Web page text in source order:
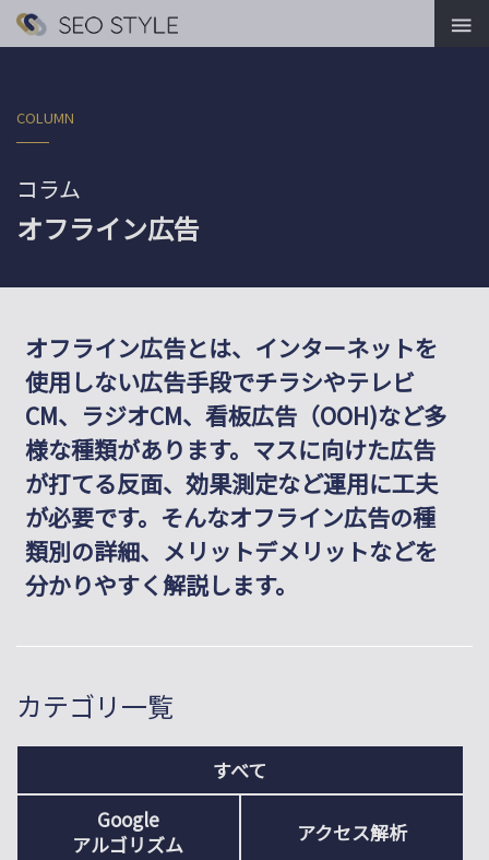

COLUMN
コラム
オフライン広告
オフライン広告とは、インターネットを
使用しない広告手段でチラシやテレビ
CM、ラジオCM、看板広告（OOH)など多
様な種類があります。マスに向けた広告
が打てる反面、効果測定など運用に工夫
が必要です。そんなオフライン広告の種
類別の詳細、メリットデメリットなどを
分かりやすく解説します。
カテゴリ一覧
すべて
Google
アルゴリズム
アクセス解析